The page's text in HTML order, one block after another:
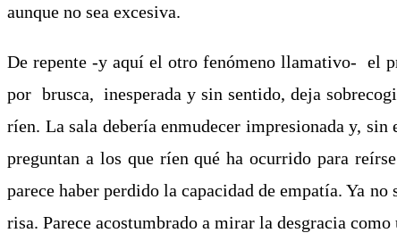
aunque no sea excesiva.
De repente -y aquí el otro fenómeno llamativo- el
por brusca, inesperada y sin sentido, deja
ríen. La sala debería enmudecer impresionada y,
preguntan a los que ríen qué ha ocurrido para
parece haber perdido la capacidad de empatía. Ya
risa. Parece acostumbrado a mirar la desgracia como